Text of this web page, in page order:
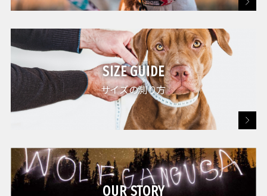
※使用上のご注意
SIZE GUIDE
サイズの測り方
OUR STORY